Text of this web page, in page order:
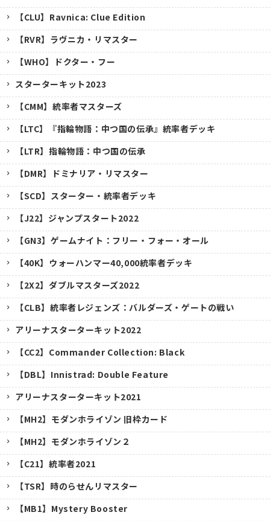
【CLU】Ravnica: Clue Edition
【RVR】ラヴニカ・リマスター
【WHO】ドクター・フー
スターターキット2023
【CMM】統率者マスターズ
【LTC】『指輪物語：中つ国の伝承』統率者デッキ
【LTR】指輪物語：中つ国の伝承
【DMR】ドミナリア・リマスター
【SCD】スターター・統率者デッキ
【J22】ジャンプスタート2022
【GN3】ゲームナイト：フリー・フォー・オール
【40K】ウォーハンマー40,000統率者デッキ
【2X2】ダブルマスターズ2022
【CLB】統率者レジェンズ：バルダーズ・ゲートの戦い
アリーナスターターキット2022
【CC2】Commander Collection: Black
【DBL】Innistrad: Double Feature
アリーナスターターキット2021
【MH2】モダンホライゾン 旧枠カード
【MH2】モダンホライゾン２
【C21】統率者2021
【TSR】時のらせんリマスター
【MB1】Mystery Booster